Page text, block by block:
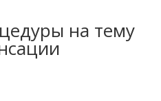
на тему